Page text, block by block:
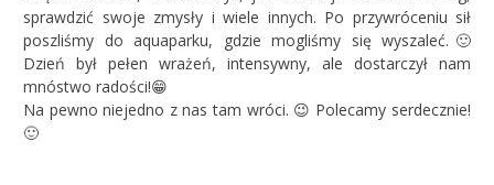
sprawdzić swoje zmysły i wiele innych. Po przywróceniu sił
poszliśmy do aquaparku, gdzie mogliśmy się wyszaleć.🙂
Dzień był pełen wrażeń, intensywny, ale dostarczył nam
mnóstwo radości!😁
Na pewno niejedno z nas tam wróci. 😉 Polecamy serdecznie!
🙂